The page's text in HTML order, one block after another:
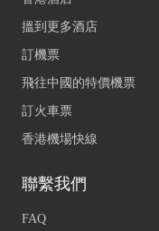
搵到更多酒店
訂機票
飛往中國的特價機票
訂火車票
香港機場快線
聯繫我們
FAQ